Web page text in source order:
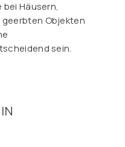
bei Häusern,
Objekten
sein.